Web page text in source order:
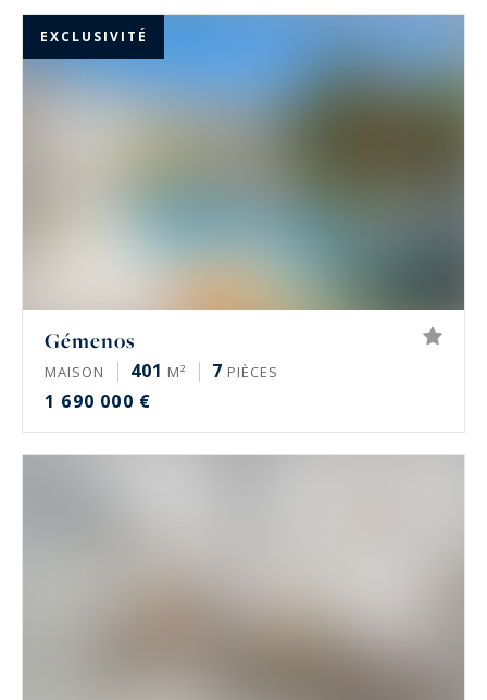
EXCLUSIVITÉ
Gémenos
MAISON 401 M² 7 PIÈCES
1 690 000 €